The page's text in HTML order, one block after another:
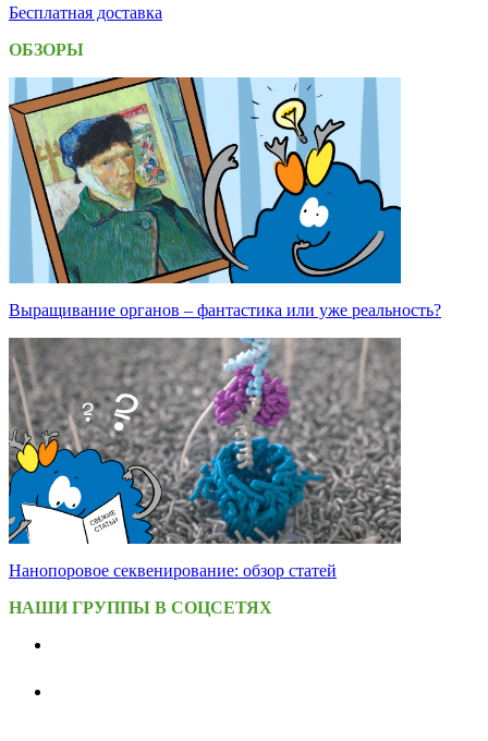
Бесплатная доставка
ОБЗОРЫ
Выращивание органов – фантастика или уже реальность?
Нанопоровое секвенирование: обзор статей
НАШИ ГРУППЫ В СОЦСЕТЯХ